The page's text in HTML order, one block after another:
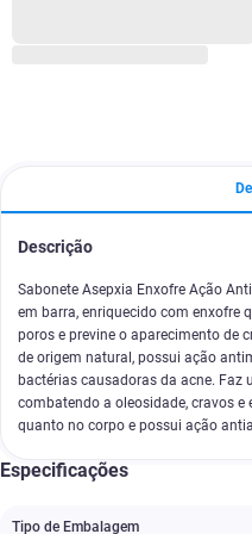
Descrição
Sabonete Asepxia Enxofre Ação
em barra, enriquecido com enxofre
poros e previne o aparecimento de
de origem natural, possui ação
bactérias causadoras da acne. Faz
combatendo a oleosidade, cravos
quanto no corpo e possui ação
Especificações
Tipo de Embalagem